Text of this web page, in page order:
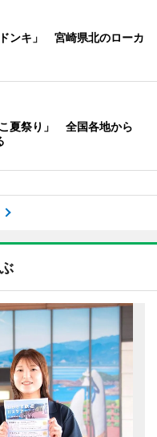
ンキ」 宮崎県北のローカ
夏祭り」 全国各地から